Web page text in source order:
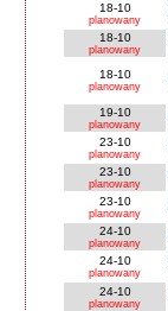
18-10
planowany
18-10
planowany
18-10
planowany
19-10
planowany
23-10
planowany
23-10
planowany
23-10
planowany
24-10
planowany
24-10
planowany
24-10
planowany